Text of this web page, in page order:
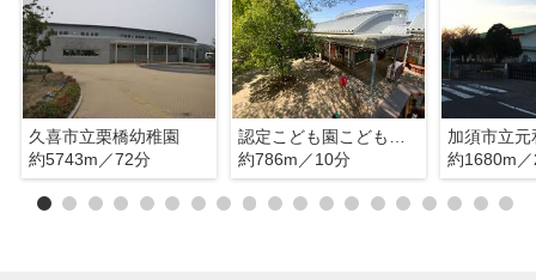
久喜市立栗橋幼稚園
約5743m／72分
約786m／10分
加須市立元
約1680m